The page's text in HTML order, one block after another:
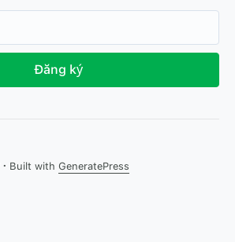
Đăng ký
· Built with GeneratePress